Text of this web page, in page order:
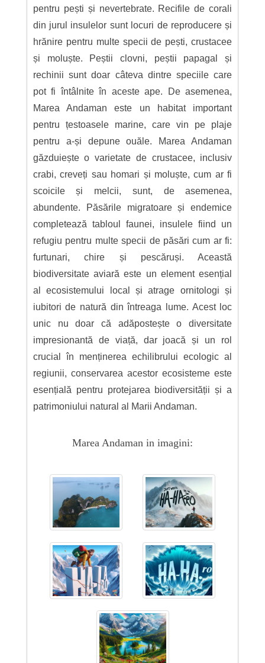
pentru pești și nevertebrate. Recifile de corali
din jurul insulelor sunt locuri de reproducere și
hrănire pentru multe specii de pești, crustacee
și moluște. Peștii clovni, peștii papagal și
rechinii sunt doar câteva dintre speciile care
pot fi întâlnite în aceste ape. De asemenea,
Marea Andaman este un habitat important
pentru țestoasele marine, care vin pe plaje
pentru a-și depune ouăle. Marea Andaman
găzduiește o varietate de crustacee, inclusiv
crabi, creveți sau homari și moluște, cum ar fi
scoicile și melcii, sunt, de asemenea,
abundente. Păsările migratoare și endemice
completează tabloul faunei, insulele fiind un
refugiu pentru multe specii de păsări cum ar fi:
furtunari, chire și pescăruși. Această
biodiversitate aviară este un element esențial
al ecosistemului local și atrage ornitologi și
iubitori de natură din întreaga lume. Acest loc
unic nu doar că adăpostește o diversitate
impresionantă de viață, dar joacă și un rol
crucial în menținerea echilibrului ecologic al
regiunii, conservarea acestor ecosisteme este
esențială pentru protejarea biodiversității și a
patrimoniului natural al Marii Andaman.
Marea Andaman in imagini: